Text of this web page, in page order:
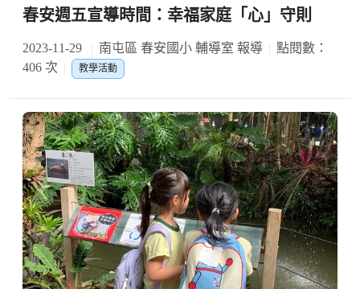
春安週五宣導時間：幸福家庭「心」守則
2023-11-29 南屯區 春安國小 輔導室 報導
點閱數：
406 次
教學活動